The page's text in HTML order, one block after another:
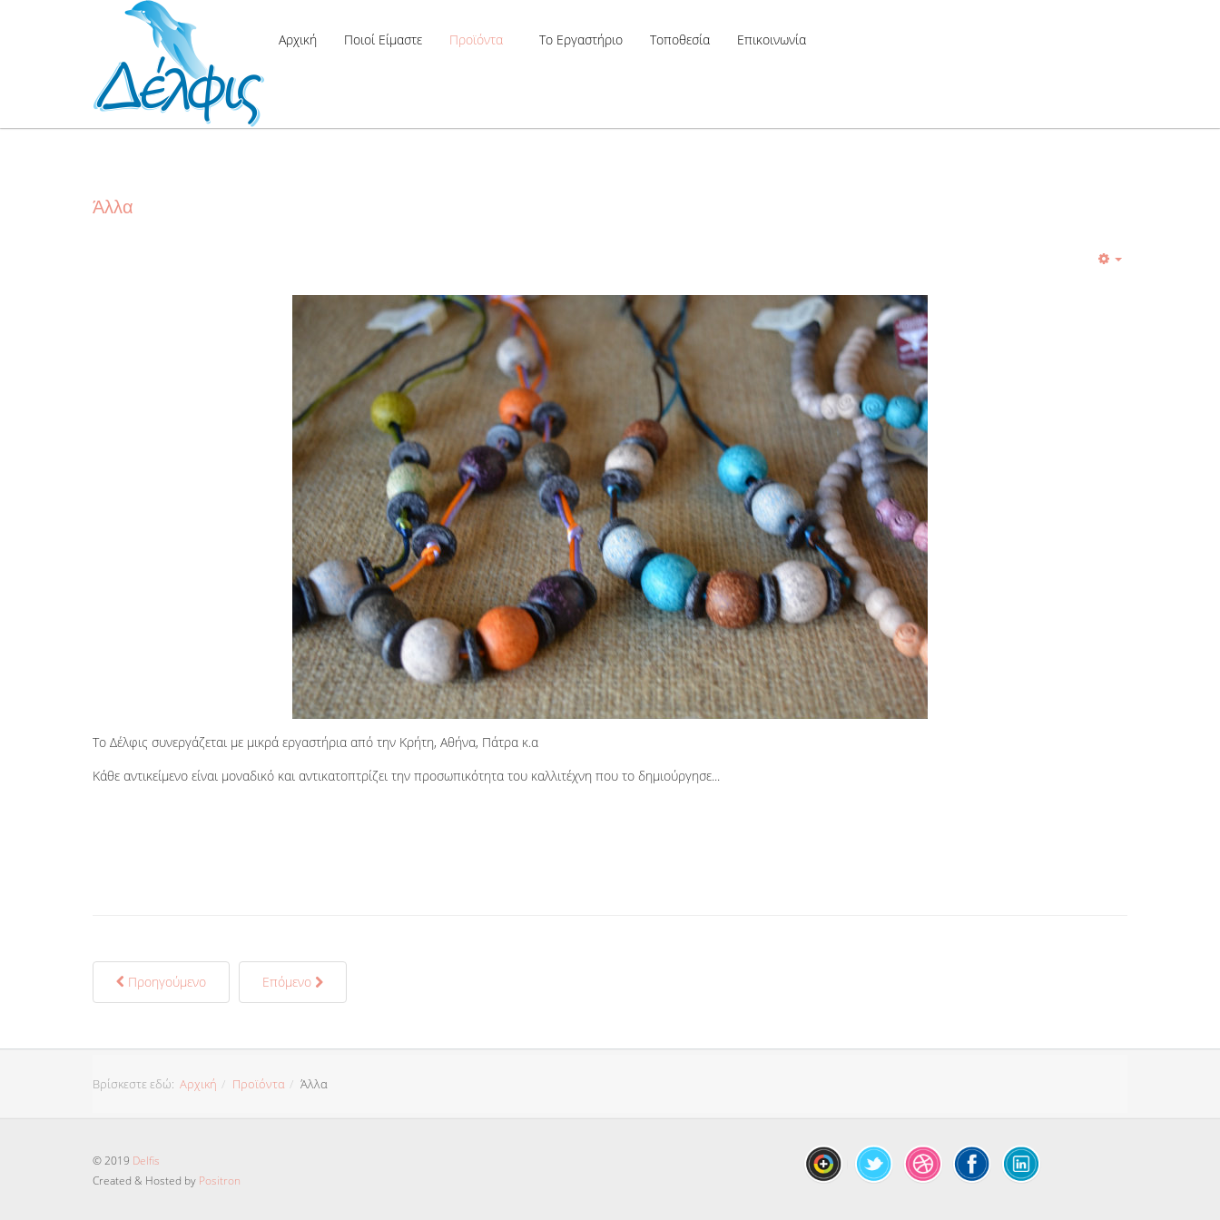
Αρχική Ποιοί Είμαστε Προϊόντα Το Εργαστήριο Τοποθεσία Επικοινωνία
Άλλα
Το Δέλφις συνεργάζεται με μικρά εργαστήρια από την Κρήτη, Αθήνα, Πάτρα κ.α
Κάθε αντικείμενο είναι μοναδικό και αντικατοπτρίζει την προσωπικότητα του καλλιτέχνη που το δημιούργησε...
Προηγούμενο Επόμενο
Βρίσκεστε εδώ: Αρχική Προϊόντα Άλλα
© 2019 Delfis
Created & Hosted by Positron